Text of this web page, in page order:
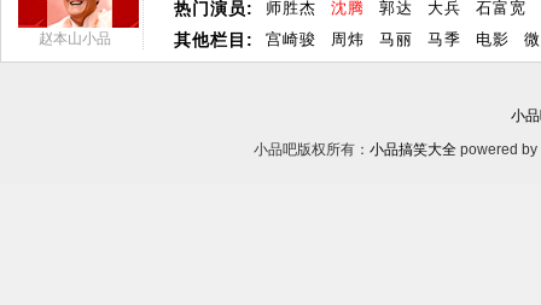
赵本山小品
热门演员:
其他栏目:
师胜杰 沈腾 郭达 大兵
石富宽
宫崎骏
周炜 马丽 马季 电影
小
小品吧版权所有： 小品搞笑大全 powered by